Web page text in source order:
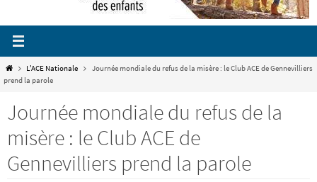
HomeL'ACE Nationale
Journée mondiale du refus de la misère : le Club ACE de Gennevilliers
prend la parole
Journée mondiale du refus de la
misère : le Club ACE de
Gennevilliers prend la parole